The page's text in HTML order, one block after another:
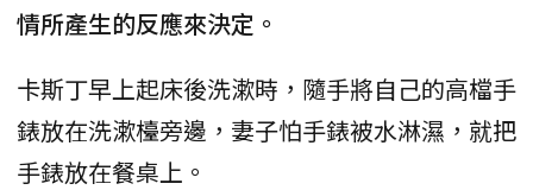
情所產生的反應來決定。
卡斯丁早上起床後洗漱時，隨手將自己的高檔手
錶放在洗漱檯旁邊，妻子怕手錶被水淋濕，就把
手錶放在餐桌上。